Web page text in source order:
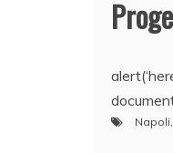
Napoli